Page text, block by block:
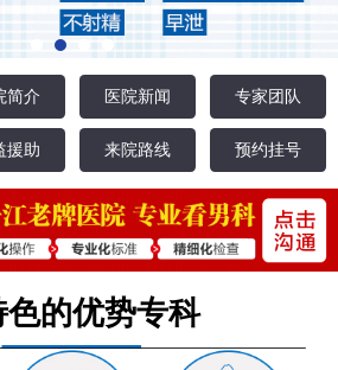
简介 医院新闻 专家团队
援助 来院路线 预约挂号
色的优势专科